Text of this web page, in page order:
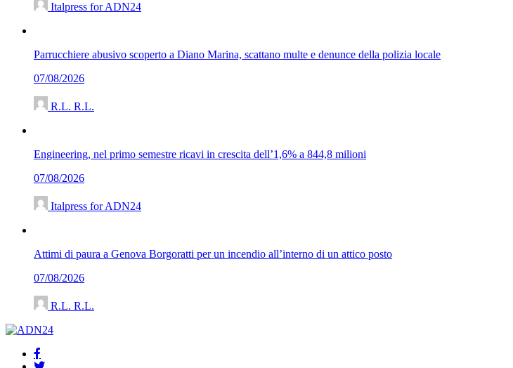
Italpress for ADN24
Parrucchiere abusivo scoperto a Diano Marina, scattano multe e denunce della polizia locale
07/08/2026
R.L. R.L.
Engineering, nel primo semestre ricavi in crescita dell’1,6% a 844,8 milioni
07/08/2026
Italpress for ADN24
Attimi di paura a Genova Borgoratti per un incendio all’interno di un attico posto
07/08/2026
R.L. R.L.